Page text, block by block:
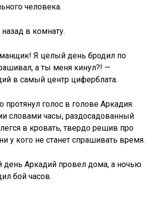
человека.
в комнату.
Я целый день бродил по
а ты меня кинул?! —
в самый центр циферблата.
протянул голос в голове Аркадия.
словами часы, раздосадованный
в кровать, твердо решив про
у кого не станет спрашивать время.
Аркадий провел дома, а ночью
бой часов.